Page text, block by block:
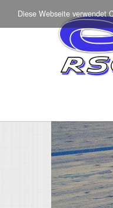
Diese Webseite verwendet